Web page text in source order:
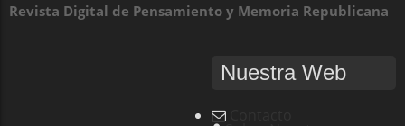
Revista Digital de Pensamiento y Memoria Republicana
Nuestra Web